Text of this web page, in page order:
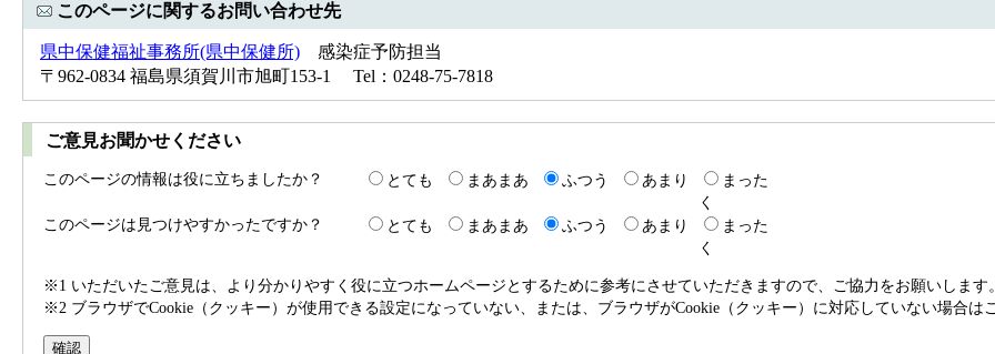
このページに関するお問い合わせ先
県中保健福祉事務所(県中保健所) 感染症予防担当
〒962-0834 福島県須賀川市旭町153-1 Tel：0248-75-7818
ご意見お聞かせください
このページの情報は役に立ちましたか？ とても まあまあ ふつう あまり
まった
く
このページは見つけやすかったですか？
とても まあまあ ふつう あまり
まった
く
※1 いただいたご意見は、より分かりやすく役に立つホームページとするために参考にさせていただきますので、ご協力をお願いします
※2 ブラウザでCookie（クッキー）が使用できる設定になっていない、または、ブラウザがCookie（クッキー）に対応していない場合は